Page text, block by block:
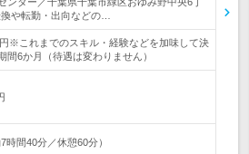
や転勤・出向などの…
※これまでのスキル・経験などを加味して決
6か月（待遇は変わりません）
時間40分／休憩60分）